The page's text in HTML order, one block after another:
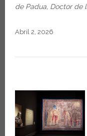
de Padua, Doctor de
Abril 2, 2026